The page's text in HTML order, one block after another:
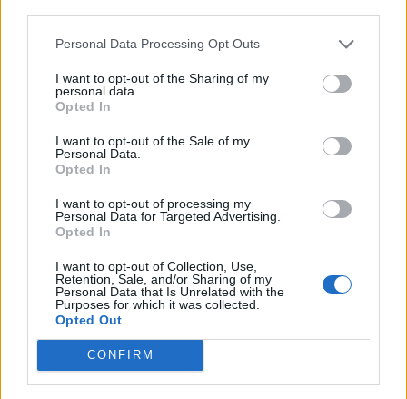
Personal Data Processing Opt Outs
I want to opt-out of the Sharing of my
personal data.
Opted In
I want to opt-out of the Sale of my
Personal Data.
Opted In
I want to opt-out of processing my
Personal Data for Targeted Advertising.
Opted In
I want to opt-out of Collection, Use,
Retention, Sale, and/or Sharing of my
Personal Data that Is Unrelated with the
Purposes for which it was collected.
Opted Out
CONFIRM
COMPETIÇÃO
Flat Track: primeiros campeões definidos
em Santiago do Cacém
A penúltima ronda do Campeonato Nacional de Flat Track
2026, em Santiago do Cacém, acelerou o desfecho da
temporada....